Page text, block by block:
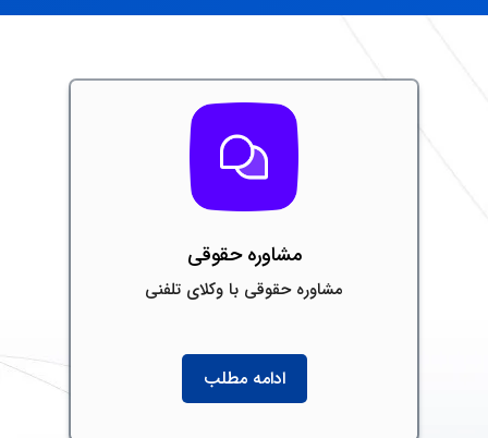
مشاوره حقوقی
مشاوره حقوقی با وکلای تلفنی
ادامه مطلب